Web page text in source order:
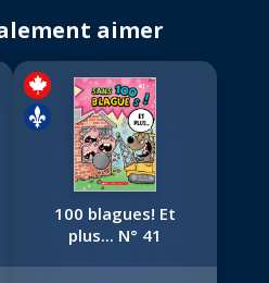
aimer
100 blagues! Et
plus... N° 41